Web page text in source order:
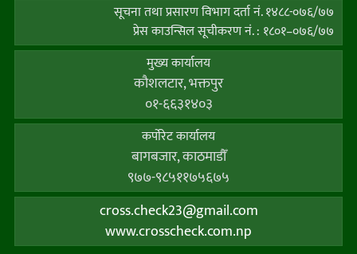
सूचना तथा प्रसारण विभाग दर्ता नं. १४८८-०७६/७७
प्रेस काउन्सिल सूचीकरण नं. : १८०१–०७६/७७
मुख्य कार्यालय
कौशलटार, भक्तपुर
०१-६६३१४०३
कर्पाेरेट कार्यालय
बागबजार, काठमाडौँ
९७७-९८५११७५६७५
cross.check23@gmail.com
www.crosscheck.com.np